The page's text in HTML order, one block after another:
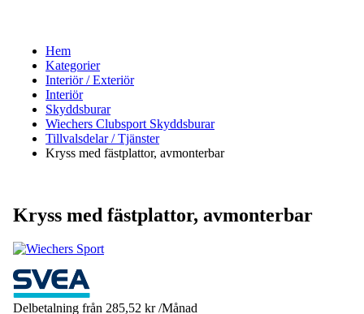
Hem
Kategorier
Interiör / Exteriör
Interiör
Skyddsburar
Wiechers Clubsport Skyddsburar
Tillvalsdelar / Tjänster
Kryss med fästplattor, avmonterbar
Kryss med fästplattor, avmonterbar
Delbetalning från 285,52 kr /Månad